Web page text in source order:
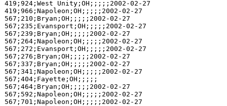
419;924;West Unity;OH;;;;;2002-02-27
419;966;Napoleon;OH;;;;;2002-02-27
567;210;Bryan;OH;;;;;2002-02-27
567;235;Evansport;OH;;;;;2002-02-27
567;239;Bryan;OH;;;;;2002-02-27
567;264;Napoleon;OH;;;;;2002-02-27
567;272;Evansport;OH;;;;;2002-02-27
567;276;Bryan;OH;;;;;2002-02-27
567;337;Bryan;OH;;;;;2002-02-27
567;341;Napoleon;OH;;;;;2002-02-27
567;404;Fayette;OH;;;;;
567;464;Bryan;OH;;;;;2002-02-27
567;592;Napoleon;OH;;;;;2002-02-27
567;701;Napoleon;OH;;;;;2002-02-27